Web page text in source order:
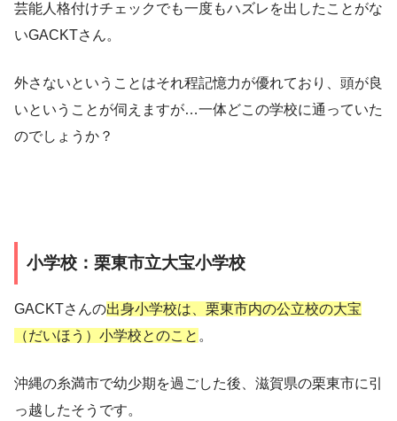
芸能人格付けチェックでも一度もハズレを出したことがな
いGACKTさん。
外さないということはそれ程記憶力が優れており、頭が良
いということが伺えますが…一体どこの学校に通っていた
のでしょうか？
小学校：栗東市立大宝小学校
GACKTさんの出身小学校は、栗東市内の公立校の大宝
（だいほう）小学校とのこと 。
沖縄の糸満市で幼少期を過ごした後、滋賀県の栗東市に引
っ越したそうです。